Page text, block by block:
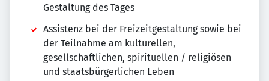
Gestaltung des Tages
Assistenz bei der Freizeitgestaltung sowie bei
der Teilnahme am kulturellen,
gesellschaftlichen, spirituellen / religiösen
und staatsbürgerlichen Leben